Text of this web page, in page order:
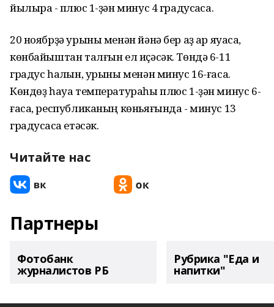
йылыраҡ - плюс 1-ҙән минус 4 градусҡаса.
20 ноябрҙә урыны менән йәнә бер аҙ ҡар яуасаҡ,
көнбайыштан талғын ел иҫәсәк. Төндә 6-11
градус һалҡын, урыны менән минус 16-ғаса.
Көндөҙ һауа температураһы плюс 1-ҙән минус 6-
ғаса, республиканың көньяғында - минус 13
градусҡаса етәсәк.
Читайте нас
Партнеры
Фотобанк
журналистов РБ
Рубрика "Еда и
напитки"